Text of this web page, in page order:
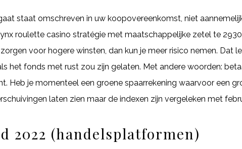
staat omschreven in uw koopovereenkomst, niet
roulette casino stratégie met maatschappelijke zetel te
voor hogere winsten, dan kun je meer risico nemen. Dat
het fonds met rust zou zijn gelaten. Met andere woorden:
Heb je momenteel een groene spaarrekening waarvoor een
laten zien maar de indexen zijn vergeleken met
2022 (handelsplatformen)